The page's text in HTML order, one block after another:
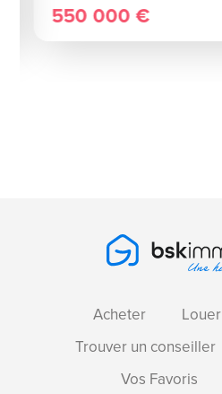
550 000 €
Acheter Louer
Trouver un conseiller
Vos Favoris